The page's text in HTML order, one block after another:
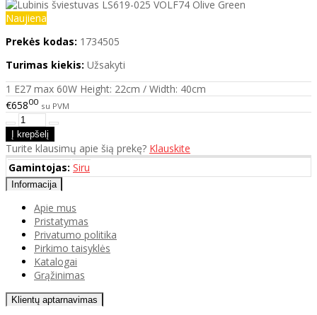
Naujiena
Prekės kodas: 1734505
Turimas kiekis: Užsakyti
1 E27 max 60W Height: 22cm / Width: 40cm
€65800 su PVM
Turite klausimų apie šią prekę? Klauskite
Gamintojas: Siru
Informacija
Apie mus
Pristatymas
Privatumo politika
Pirkimo taisyklės
Katalogai
Grąžinimas
Klientų aptarnavimas